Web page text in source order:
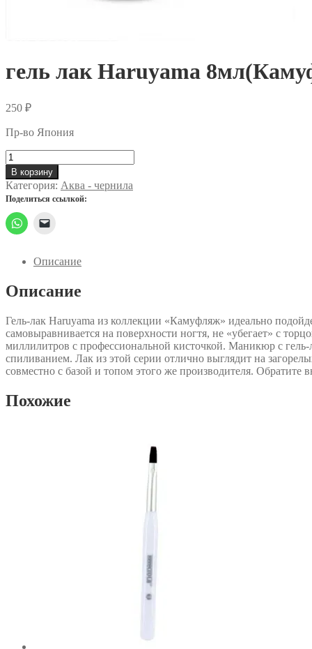
гель лак Haruyama
250 ₽
Пр-во Япония
Количество
товара
гель
лак
Haruyama
8мл(Камуфляж)
(BF18)
В корзину
Категория: Аква - чернила
Поделиться ссылкой:
Описание
Описание
Гель-лак Haruyama из коллекции «Камуфляж» идеально
самовыравнивается на поверхности ногтя, не «убегает» с
миллилитров с профессиональной кисточкой. Маникюр с
спиливанием. Лак из этой серии отлично выглядит на
совместно с базой и топом этого же производителя. Обратите
Похожие